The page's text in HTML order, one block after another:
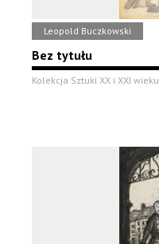
Leopold Buczkowski
Bez tytułu
Kolekcja Sztuki XX i XXI wieku